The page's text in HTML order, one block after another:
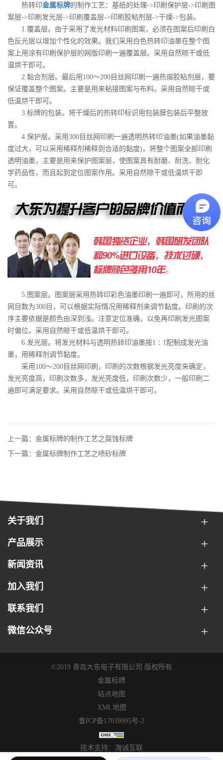
热转印金属标牌的制作工艺：基纸的处理->印刷保护层->印刷图
案层->印刷发光层->印刷覆盖层->印刷胶粘剂层->干燥->包装。
1.覆盖层。由于采用了发光材料印刷图案，必须在图案后印刷白
色反光层以增加个性化的效果。我们采用白色热转印油墨在整个图
案上用涂有印刷保护层的网版印刷一遍覆盖层。采用自然晾干或低
温烘干即可。
2.黏合剂层。最后用100～200目丝网印刷一遍热熔胶粘剂层，要
保证覆盖整个图案。主要是用来粘接图案与布料。采用自然晾干或
低温烘干即可。
3.标牌的包装。将干燥后的热转印标识用包装膜包装后平整放
置。
4.保护层。采用300目丝网印刷一遍透明热转印油墨(如果油墨黏
度过大，可以采用稀释剂稀释到合适的黏度)，将整个图案全部印刷
透明油墨，主要是用来保护图案层，使图案具有耐磨、耐洗、耐化
学药品性，而且起到定位图案作用。采用自然晾干或低温烘干即
可。
5.图案层。图案层采用热转印彩色油墨印刷一遍即可，所用的丝
网目数为300目，可以根据实际情况用稀释剂来调节黏度。印刷的次
序主要依据是颜色由深到浅。注意定位准确，以免再印刷发光图案
时偏位。采用自然晾干或低温烘干即可。
6.发光层。将发光材料与透明热转印油墨按1∶1配制成发光油
墨，用稀释剂调节黏度。
采用100～200目丝网印刷，印刷的次数根据发光亮度来确定，
发光亮度高，印刷次数多，发光亮度低，印刷次数少，一般印刷二
遍即可满足要求。采用自然晾干或低温烘干即可。
上一篇：金属标牌的制作工艺之腐蚀标牌
下一篇：金属标牌制作工艺之喷砂标牌
关于我们
产品展示
新闻资讯
加入我们
联系我们
微信公众号
©2019 青岛大东电子有限公司 版权所有
金属标牌
站点地图
XML地图
鲁ICP备17039995号-2
技术支持：海诚互联